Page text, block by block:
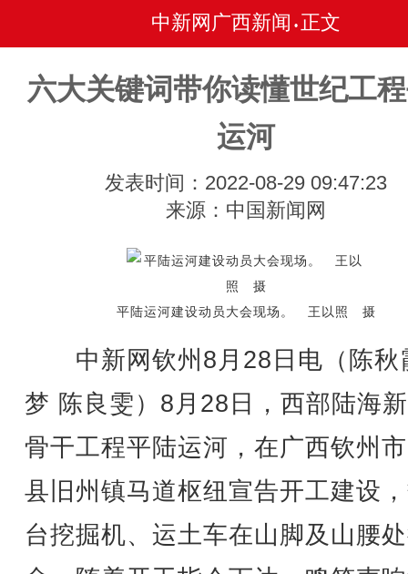
中新网广西新闻 • 正文
六大关键词带你读懂世纪工
运河
发表时间：2022-08-29 09:47:23
来源：中国新闻网
平陆运河建设动员大会现场。 王以照 摄
中新网钦州8月28日电（陈秋
梦 陈良雯）8月28日，西部陆海
骨干工程平陆运河，在广西钦州
县旧州镇马道枢纽宣告开工建设
台挖掘机、运土车在山脚及山腰